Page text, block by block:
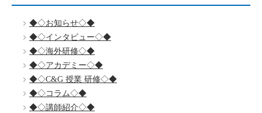
◆◇お知らせ◇◆
◆◇インタビュー◇◆
◆◇海外研修◇◆
◆◇アカデミー◇◆
◆◇C&G 授業 研修◇◆
◆◇コラム◇◆
◆◇講師紹介◇◆